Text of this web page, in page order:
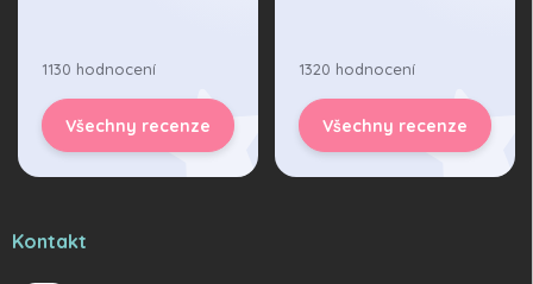
1130 hodnocení
Všechny recenze
1320 hodnocení
Všechny recenze
Kontakt